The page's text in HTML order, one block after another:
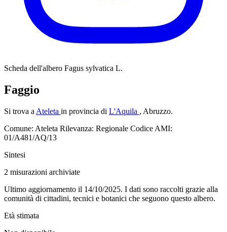
Scheda dell'albero Fagus sylvatica L.
Faggio
Si trova a Ateleta in provincia di L'Aquila , Abruzzo.
Comune: Ateleta Rilevanza: Regionale Codice AMI:
01/A481/AQ/13
Sintesi
2 misurazioni archiviate
Ultimo aggiornamento il 14/10/2025. I dati sono raccolti grazie alla
comunità di cittadini, tecnici e botanici che seguono questo albero.
Età stimata